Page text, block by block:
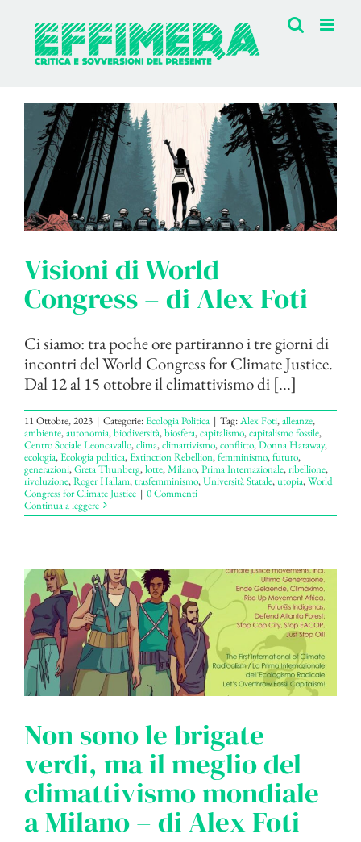
contenuto
Visioni di World
Congress – di Alex Foti
Ci siamo: tra poche ore partiranno i tre giorni di
incontri del World Congress for Climate Justice.
Dal 12 al 15 ottobre il climattivismo di [...]
11 Ottobre, 2023 | Categorie:Ecologia Politica | Tag:Alex Foti,alleanze,
ambiente,autonomia,biodiversità,biosfera,capitalismo,capitalismo fossile,
Centro Sociale Leoncavallo,clima,climattivismo,conflitto,Donna Haraway,
ecologia,Ecologia politica,Extinction Rebellion,femminismo,futuro,
generazioni,Greta Thunberg,lotte,Milano,Prima Internazionale,ribellione,
rivoluzione,Roger Hallam,trasfemminismo,Università Statale,utopia,World
Congress for Climate Justice | 0 Commenti
Continua a leggere
Non sono le brigate
verdi, ma il meglio del
climattivismo mondiale
a Milano – di Alex Foti